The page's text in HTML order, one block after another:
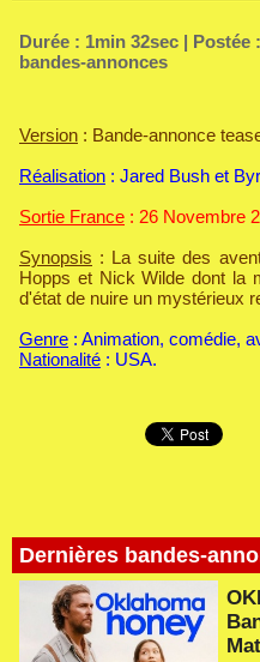
Dernières bandes-
Durée : 1min 32sec | Postée
bandes-annonces
Version : Bande-annonce
Réalisation : Jared Bush et
Sortie France : 26 Novembre
Synopsis : La suite des
Hopps et Nick Wilde dont la
d'état de nuire un mystérieux
Genre : Animation, comédie,
Nationalité : USA.